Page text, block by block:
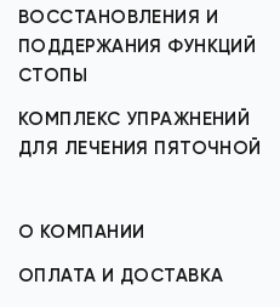
ВОССТАНОВЛЕНИЯ И
ПОДДЕРЖАНИЯ ФУНКЦИЙ
СТОПЫ
КОМПЛЕКС УПРАЖНЕНИЙ
ДЛЯ ЛЕЧЕНИЯ ПЯТОЧНОЙ
О КОМПАНИИ
ОПЛАТА И ДОСТАВКА